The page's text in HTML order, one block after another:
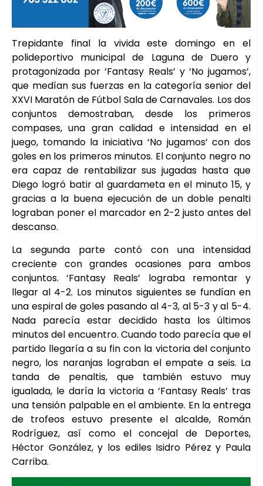
Trepidante final la vivida este domingo en el
polideportivo municipal de Laguna de Duero y
protagonizada por ‘Fantasy Reals’ y ‘No jugamos’,
que medían sus fuerzas en la categoría senior del
XXVI Maratón de Fútbol Sala de Carnavales. Los dos
conjuntos demostraban, desde los primeros
compases, una gran calidad e intensidad en el
juego, tomando la iniciativa ‘No jugamos’ con dos
goles en los primeros minutos. El conjunto negro no
era capaz de rentabilizar sus jugadas hasta que
Diego logró batir al guardameta en el minuto 15, y
gracias a la buena ejecución de un doble penalti
lograban poner el marcador en 2-2 justo antes del
descanso.
La segunda parte contó con una intensidad
creciente con grandes ocasiones para ambos
conjuntos. ‘Fantasy Reals’ lograba remontar y
llegar al 4-2. Los minutos siguientes se fundían en
una espiral de goles pasando al 4-3, al 5-3 y al 5-4.
Nada parecía estar decidido hasta los últimos
minutos del encuentro. Cuando todo parecía que el
partido llegaría a su fin con la victoria del conjunto
negro, los naranjas lograban el empate a seis. La
tanda de penaltis, que también estuvo muy
igualada, le daría la victoria a ‘Fantasy Reals’ tras
una tensión palpable en el ambiente. En la entrega
de trofeos estuvo presente el alcalde, Román
Rodríguez, así como el concejal de Deportes,
Héctor González, y los ediles Isidro Pérez y Paula
Carriba.